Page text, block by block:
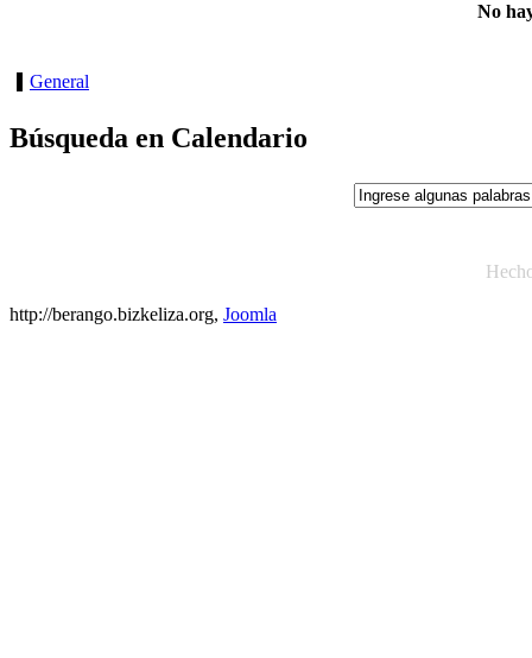
No
General
Búsqueda en Calendario
http://berango.bizkeliza.org, Joomla